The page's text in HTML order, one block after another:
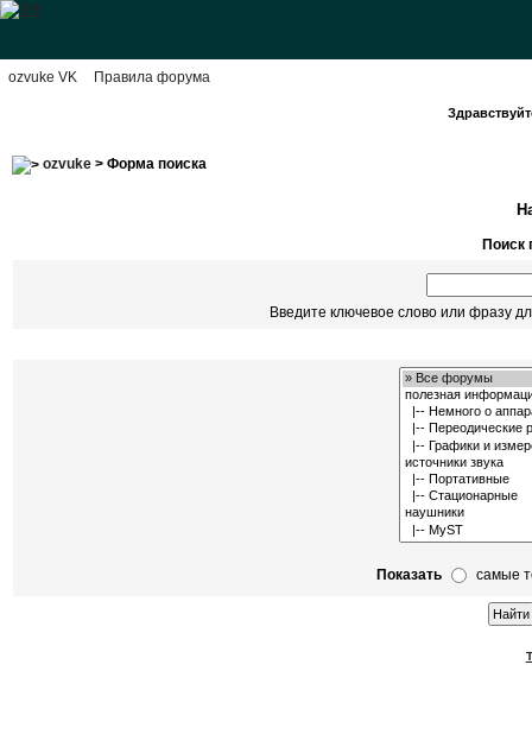
ozvuke VK Правила форума
ozvuke> Форма поиска
Поиск
Введите ключевое слово или фразу
Показать самые